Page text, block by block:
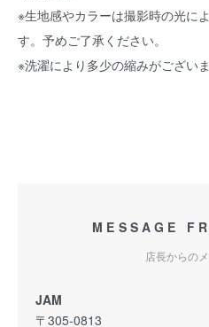
※生地感やカラーは撮影時の光に
す。予めご了承ください。
※洗濯により多少の縮みがござい
MESSAGE
店長からの
JAM
〒305-0813